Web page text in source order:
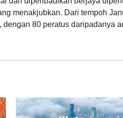
menakjubkan. Dari tempoh
80 peratus daripadanya